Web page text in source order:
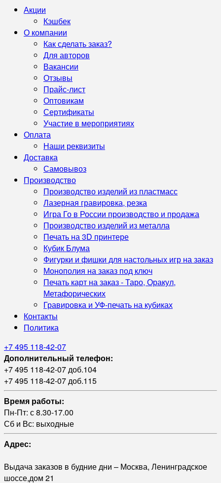
Акции
Кэшбек
О компании
Как сделать заказ?
Для авторов
Вакансии
Отзывы
Прайс-лист
Оптовикам
Сертификаты
Участие в мероприятиях
Оплата
Наши реквизиты
Доставка
Самовывоз
Производство
Производство изделий из пластмасс
Лазерная гравировка, резка
Игра Го в России производство и продажа
Производство изделий из металла
Печать на 3D принтере
Кубик Блума
Фигурки и фишки для настольных игр на заказ
Монополия на заказ под ключ
Печать карт на заказ - Таро, Оракул,
Метафорических
Гравировка и УФ‑печать на кубиках
Контакты
Политика
+7 495 118-42-07
Дополнительный телефон:
+7 495 118-42-07 доб.104
+7 495 118-42-07 доб.115
Время работы:
Пн-Пт: с 8.30-17.00
Сб и Вс: выходные
Адрес:
Выдача заказов в будние дни – Москва, Ленинградское
шоссе,дом 21